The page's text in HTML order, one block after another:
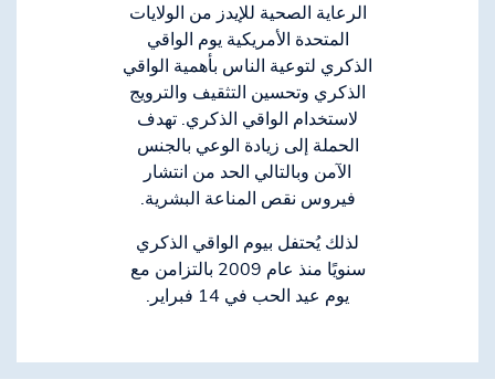
الرعاية الصحية للإيدز من الولايات
المتحدة الأمريكية يوم الواقي
الذكري لتوعية الناس بأهمية الواقي
الذكري وتحسين التثقيف والترويج
لاستخدام الواقي الذكري. تهدف
الحملة إلى زيادة الوعي بالجنس
الآمن وبالتالي الحد من انتشار
فيروس نقص المناعة البشرية.
لذلك يُحتفل بيوم الواقي الذكري
سنويًا منذ عام 2009 بالتزامن مع
يوم عيد الحب في 14 فبراير.